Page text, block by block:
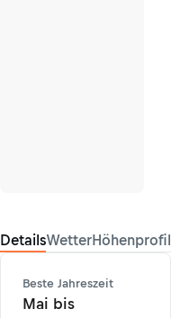
DetailsWetterHöhenprofil
Beste Jahreszeit
Mai bis